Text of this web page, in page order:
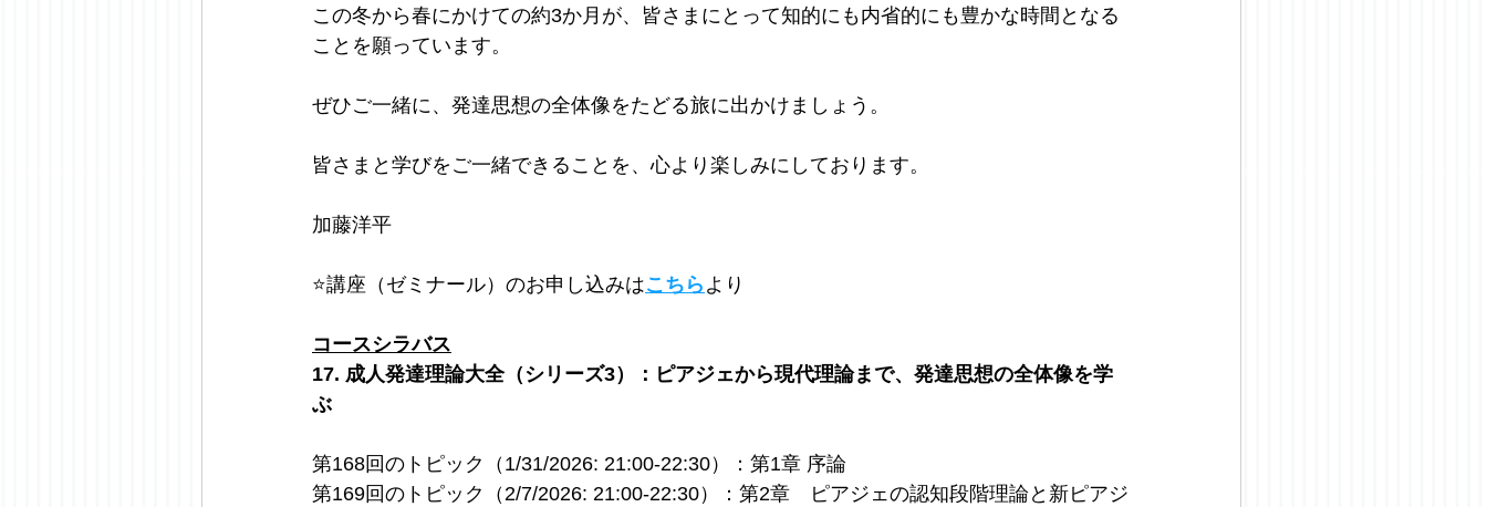
この冬から春にかけての約3か月が、皆さまにとって知的にも内省的にも豊かな時間となる
ことを願っています。
ぜひご一緒に、発達思想の全体像をたどる旅に出かけましょう。
皆さまと学びをご一緒できることを、心より楽しみにしております。
加藤洋平
⭐️講座（ゼミナール）のお申し込みはこちら より
コースシラバス
17. 成人発達理論大全（シリーズ3）：ピアジェから現代理論まで、発達思想の全体像を学
ぶ
第168回のトピック（1/31/2026: 21:00-22:30）：第1章 序論
第169回のトピック（2/7/2026: 21:00-22:30）：第2章　ピアジェの認知段階理論と新ピアジ